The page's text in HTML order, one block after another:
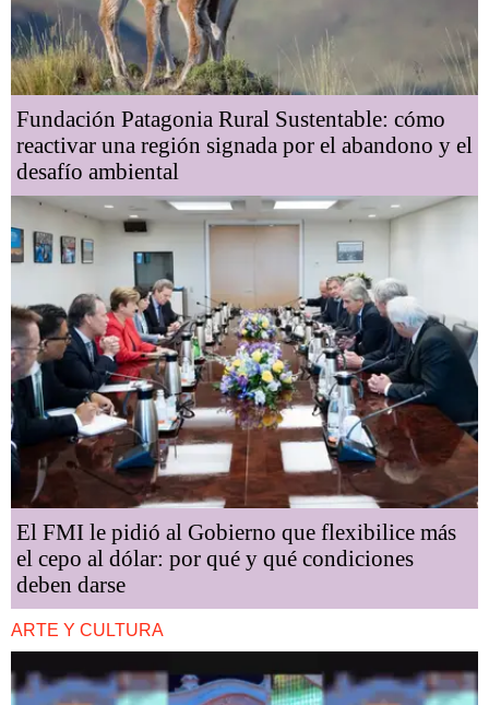
Fundación Patagonia Rural Sustentable: cómo
reactivar una región signada por el abandono y el
desafío ambiental
El FMI le pidió al Gobierno que flexibilice más
el cepo al dólar: por qué y qué condiciones
deben darse
ARTE Y CULTURA